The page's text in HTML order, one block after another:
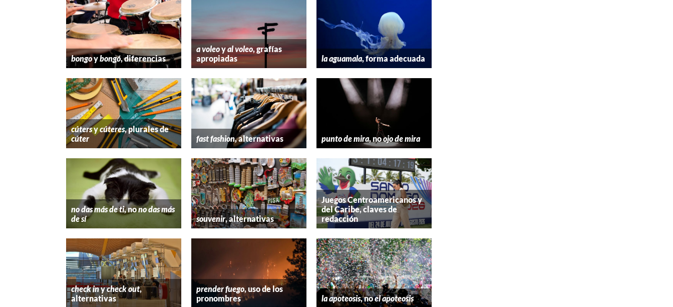
bongoybongó, diferencias
a voleoyal voleo, grafías
apropiadas
la aguamala, forma adecuada
cútersycúteres, plurales de
cúter
fast fashion, alternativas punto de mira, noojo de mira
no das más de ti, nono das más
de sí
souvenir, alternativas
Juegos Centroamericanos y
del Caribe, claves de
redacción
check inycheck out,
alternativas
prender fuego, uso de los
pronombres
la apoteosis, noel apoteosis